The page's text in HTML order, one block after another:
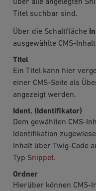
über alle angelegten
Titel suchbar sind.
Über die Schaltfläche
ausgewählte CMS-
Titel
Ein Titel kann hier
einer CMS-Seite als
angezeigt werden.
Ident. (Identifikator)
Dem gewählten CMS-
Identifikation
Inhalt über Twig-Code
Typ Snippet.
Ordner
Hierüber können CMS-